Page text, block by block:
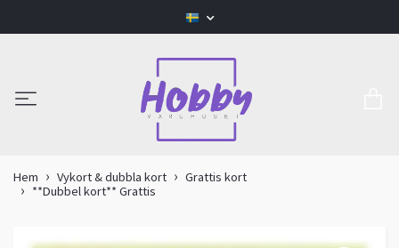
Hem Vykort & dubbla kort
Grattis kort
**Dubbel kort** Grattis